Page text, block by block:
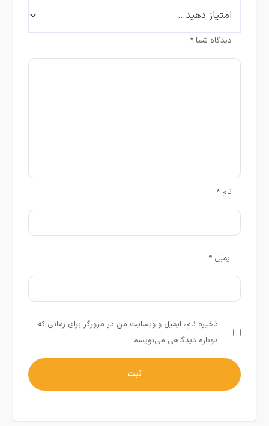
دیدگاه شما*
نام*
ایمیل*
ذخیره نام، ایمیل و وبسایت من در مرورگر برای زمانی که
دوباره دیدگاهی می‌نویسم.